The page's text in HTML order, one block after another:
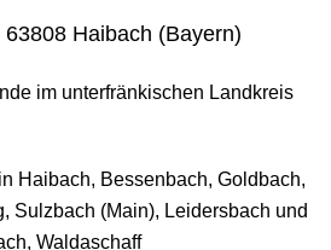
Haibach (Bayern)
im unterfränkischen Landkreis
Haibach, Bessenbach, Goldbach,
Sulzbach (Main), Leidersbach und
Waldaschaff